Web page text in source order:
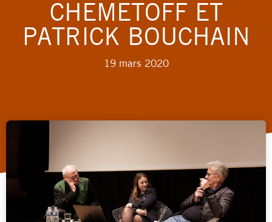
CHEMETOFF ET
PATRICK BOUCHAIN
19 mars 2020